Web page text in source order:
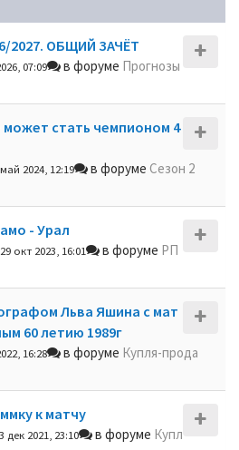
2027. ОБЩИЙ ЗАЧЁТ
07:09 в форуме Прогнозы
стать чемпионом 4
2024, 12:19 в форуме Сезон 2
- Урал
29 окт 2023, 16:01 в форуме РП
Льва Яшина с мат
60 летию 1989г
16:28 в форуме Купля-прода
к матчу
дек 2021, 23:10 в форуме Купл